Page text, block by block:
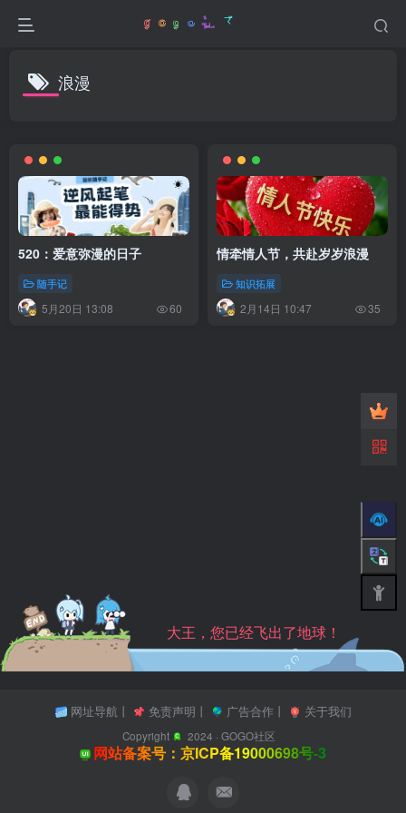
浪漫
520：爱意弥漫的日子
随手记
5月20日 13:08 60
情牵情人节，共赴岁岁浪漫
知识拓展
2月14日 10:47 35
大王，您已经飞出了地球！
网址导航 丨 免责声明 丨 广告合作丨 关于我们
Copyright 2024 ·GOGO社区
网站备案号：京ICP备19000698号-3